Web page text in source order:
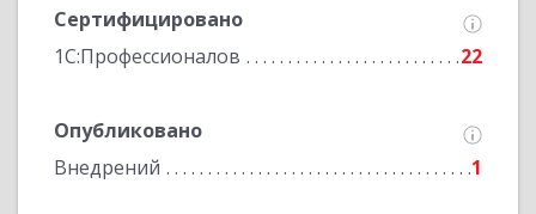
Сертифицировано
1С:Профессионалов
22
Опубликовано
Внедрений
1